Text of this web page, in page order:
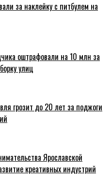
за наклейку с питбулем на
оштрафовали на 10 млн за
улиц
грозит до 20 лет за поджоги
Ярославской
креативных индустрий